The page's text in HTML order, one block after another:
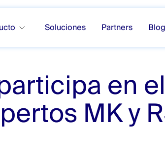
Soluciones Partners Blog
en el
MK y